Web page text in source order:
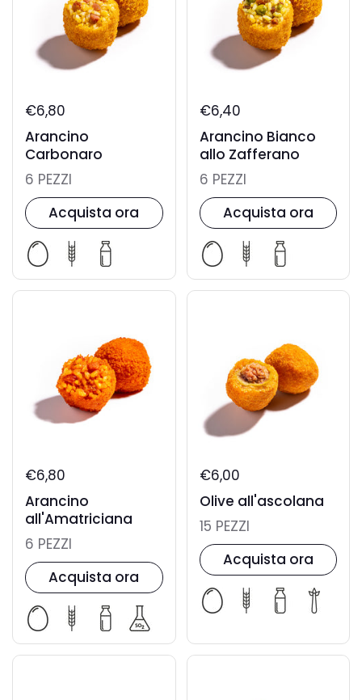
€6,80
Arancino
Carbonaro
6 PEZZI
Acquista ora
€6,40
Arancino Bianco
allo Zafferano
6 PEZZI
Acquista ora
€6,80
Arancino
all'Amatriciana
6 PEZZI
Acquista ora
€6,00
Olive all'ascolana
15 PEZZI
Acquista ora